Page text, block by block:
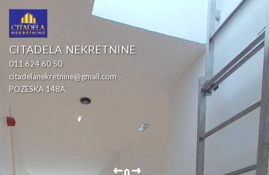
CITADELA  NEKRETNINE
011 624 60 50
citadelanekretnine@gmail.com
POZESKA 148A